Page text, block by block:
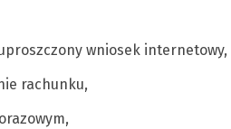
wniosek internetowy,
rachunku,